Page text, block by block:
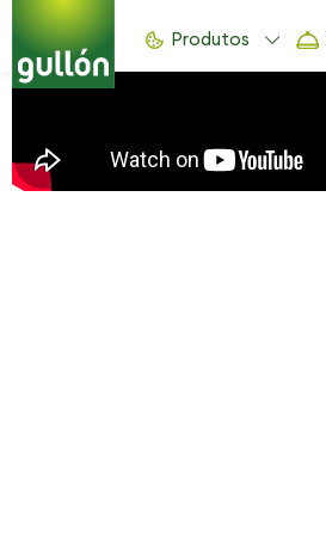
Produtos